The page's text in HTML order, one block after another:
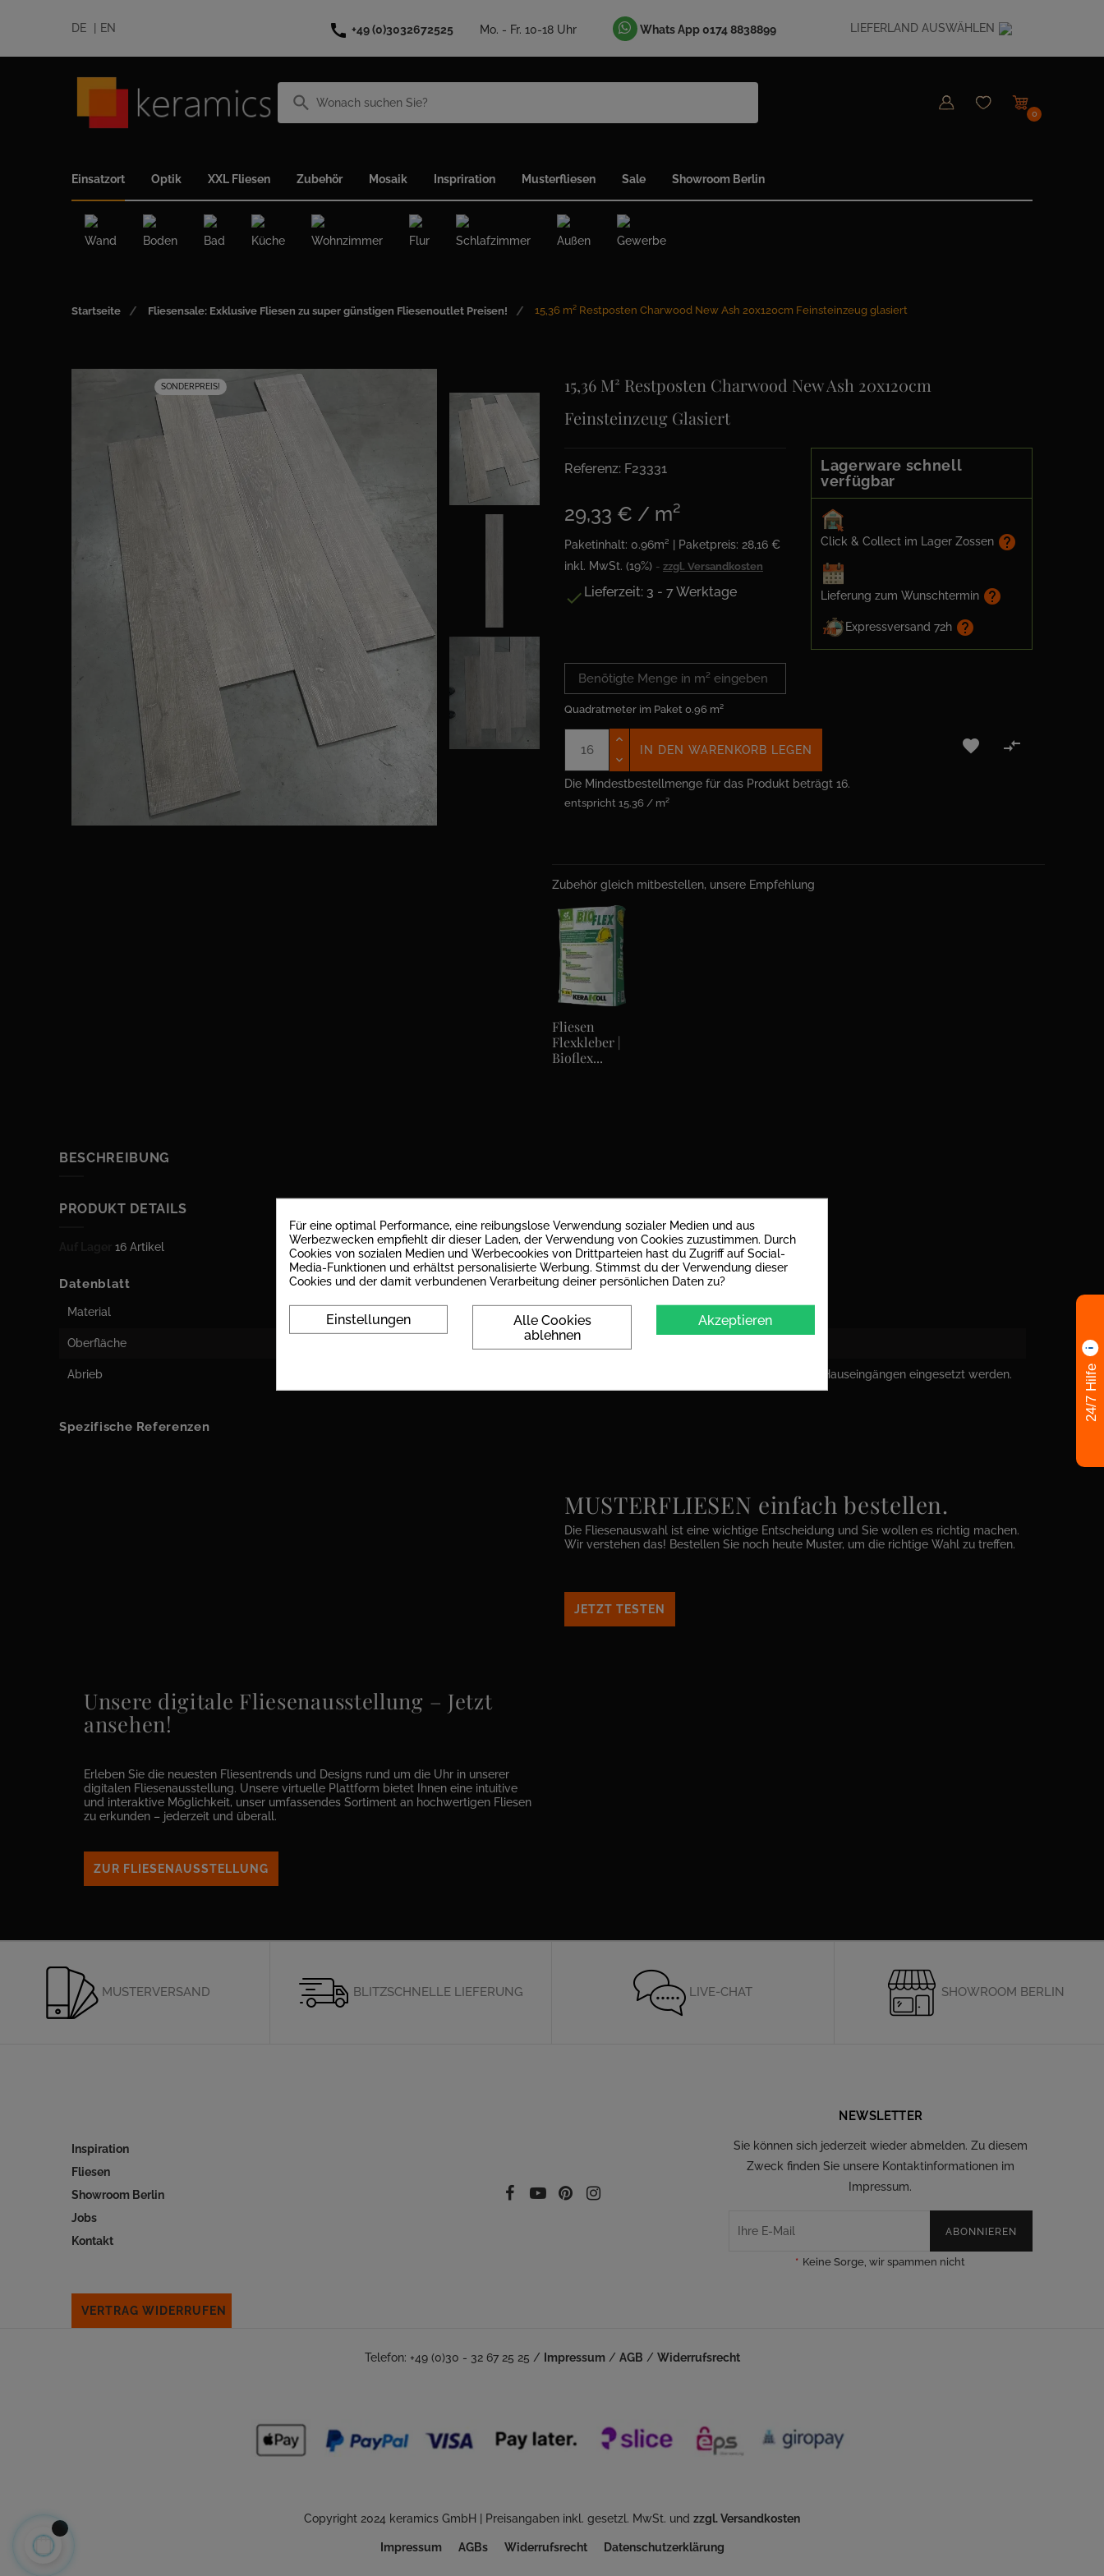
EN
DE call +49 (0)3032672525 Mo. - Fr. 10-18 Uhr Whats App 0174 8838899 LIEFERLAND AUSWÄHLEN
search
0
Einsatzort Optik XXL Fliesen Zubehör Mosaik Inspriration Musterfliesen Sale Showroom Berlin
Wand Boden Bad Küche Wohnzimmer Flur Schlafzimmer Außen Gewerbe
Startseite Fliesensale: Exklusive Fliesen zu super günstigen Fliesenoutlet Preisen! 15,36 m² Restposten Charwood New Ash 20x120cm Feinsteinzeug glasiert
SONDERPREIS!
15,36 M² Restposten Charwood New Ash 20x120cm
Feinsteinzeug Glasiert
Referenz: F23331
29,33 € / m²
Paketinhalt: 0.96m² | Paketpreis: 28,16 €
inkl. MwSt. (19%)
zzgl. Versandkosten
 Lieferzeit: 3 - 7 Werktage
Lagerware schnell
verfügbar
Click & Collect im Lager Zossen help
Lieferung zum Wunschtermin help
Expressversand 72h help
Quadratmeter im Paket 0.96 m²
entspricht 15.36 / m²
IN DEN WARENKORB LEGEN  
Die Mindestbestellmenge für das Produkt beträgt 16.
Zubehör gleich mitbestellen, unsere Empfehlung
Fliesen
Flexkleber |
Bioflex...
BESCHREIBUNG
PRODUKT DETAILS
16 Artikel
Datenblatt
Material Feinsteinzeug glasiert
Oberfläche matt
Abrieb PEI IV: Fliese kann bei hohen Beanspruchungen in Hauseingängen eingesetzt werden.
Spezifische Referenzen
MUSTERFLIESEN einfach bestellen.
Die Fliesenauswahl ist eine wichtige Entscheidung und Sie wollen es richtig machen.
Wir verstehen das! Bestellen Sie noch heute Muster, um die richtige Wahl zu treffen.
JETZT TESTEN
Unsere digitale Fliesenausstellung – Jetzt
ansehen!
Erleben Sie die neuesten Fliesentrends und Designs rund um die Uhr in unserer
digitalen Fliesenausstellung. Unsere virtuelle Plattform bietet Ihnen eine intuitive
und interaktive Möglichkeit, unser umfassendes Sortiment an hochwertigen Fliesen
zu erkunden – jederzeit und überall.
ZUR FLIESENAUSSTELLUNG
MUSTERVERSAND BLITZSCHNELLE LIEFERUNG LIVE-CHAT SHOWROOM BERLIN
Inspiration
Fliesen
Showroom Berlin
Jobs
Kontakt
FacebookYouTubePinterest
NEWSLETTER
Sie können sich jederzeit wieder abmelden. Zu diesem
Zweck finden Sie unsere Kontaktinformationen im
Impressum.
ABONNIEREN
* Keine Sorge, wir spammen nicht
VERTRAG WIDERRUFEN
Telefon: +49 (0)30 - 32 67 25 25 / Impressum/ AGB / Widerrufsrecht
Copyright 2024 keramics GmbH | Preisangaben inkl. gesetzl. MwSt. und zzgl. Versandkosten
Impressum AGBs Widerrufsrecht Datenschutzerklärung
Für eine optimal Performance, eine reibungslose Verwendung sozialer Medien und aus
Werbezwecken empfiehlt dir dieser Laden, der Verwendung von Cookies zuzustimmen. Durch
Cookies von sozialen Medien und Werbecookies von Drittparteien hast du Zugriff auf Social-
Media-Funktionen und erhältst personalisierte Werbung. Stimmst du der Verwendung dieser
Cookies und der damit verbundenen Verarbeitung deiner persönlichen Daten zu?
Akzeptieren
Alle Cookies
ablehnen
Einstellungen
24/7 Hilfe